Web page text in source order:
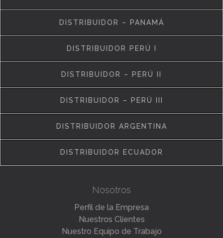
DISTRIBUIDOR – PANAMÁ
DISTRIBUIDOR PERÚ I
DISTRIBUIDOR – PERÚ II
DISTRIBUIDOR – PERÚ III
DISTRIBUIDOR ARGENTINA
DISTRIBUIDOR ECUADOR
Nosotros
Perfil de la Empresa
Nuestros Clientes
Nuestro Equipo de Trabajo